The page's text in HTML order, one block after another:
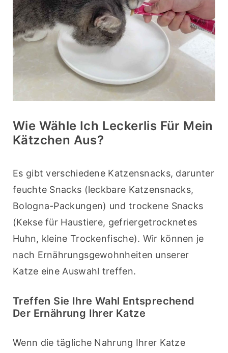
Wie Wähle Ich Leckerlis Für Mein
Kätzchen Aus?
Es gibt verschiedene Katzensnacks, darunter
feuchte Snacks (leckbare Katzensnacks,
Bologna-Packungen) und trockene Snacks
(Kekse für Haustiere, gefriergetrocknetes
Huhn, kleine Trockenfische). Wir können je
nach Ernährungsgewohnheiten unserer
Katze eine Auswahl treffen.
Treffen Sie Ihre Wahl Entsprechend
Der Ernährung Ihrer Katze
Wenn die tägliche Nahrung Ihrer Katze